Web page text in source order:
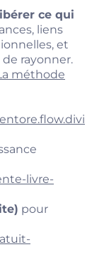
ce qui
liens
et
rayonner.
méthode
livre-
pour